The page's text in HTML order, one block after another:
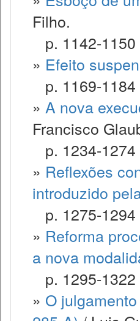
Filho.
p. 1142-1150
» Efeito
p. 1169-1184
» A nova
Francisco
p. 1234-1274
» Reflexões
introduzido
p. 1275-1294
» Reforma
a nova
p. 1295-1322
» O